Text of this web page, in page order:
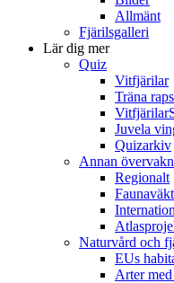
Allmänt
Fjärilsgalleri
Lär dig mer
Quiz
Vitfjärilar
Träna
Juvela
Quizarkiv
Annan
Regionalt
Naturvård och
EUs
Arter